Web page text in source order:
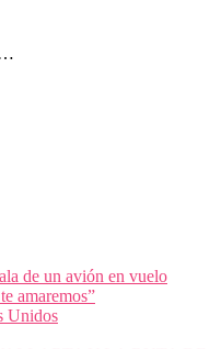
de un avión en vuelo
amaremos”
Unidos